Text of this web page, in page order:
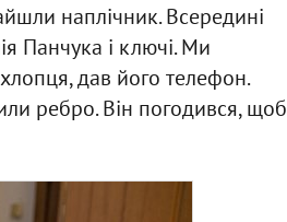
наплічник. Всередині
Панчука і ключі. Ми
дав його телефон.
ребро. Він погодився, щоб